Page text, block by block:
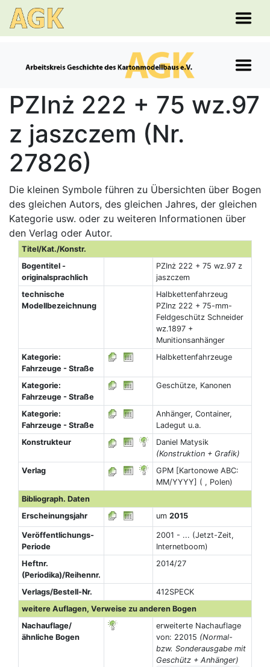
PZInż 222 + 75 wz.97
z jaszczem (Nr.
27826)
Die kleinen Symbole führen zu Übersichten über Bogen
des gleichen Autors, des gleichen Jahres, der gleichen
Kategorie usw. oder zu weiteren Informationen über
den Verlag oder Autor.
Titel/Kat./Konstr.
Bogentitel -
originalsprachlich
PZInż 222 + 75 wz.97 z
jaszczem
technische
Modellbezeichnung
Halbkettenfahrzeug
PZInz 222 + 75-mm-
Feldgeschütz Schneider
wz.1897 +
Munitionsanhänger
Kategorie:
Fahrzeuge - Straße
Halbkettenfahrzeuge
Kategorie:
Fahrzeuge - Straße
Geschütze, Kanonen
Kategorie:
Fahrzeuge - Straße
Anhänger, Container,
Ladegut u.a.
Konstrukteur
Daniel Matysik
(Konstruktion + Grafik)
Verlag
GPM [Kartonowe ABC:
MM/YYYY] ( , Polen)
Bibliograph. Daten
Erscheinungsjahr
um 2015
Veröffentlichungs-
Periode
2001 - ... (Jetzt-Zeit,
Internetboom)
Heftnr.
(Periodika)/Reihennr.
2014/27
Verlags/Bestell-Nr.
412SPECK
weitere Auflagen, Verweise zu anderen Bogen
Nachauflage/
ähnliche Bogen
erweiterte Nachauflage
von: 22015 (Normal-
bzw. Sonderausgabe mit
Geschütz + Anhänger)